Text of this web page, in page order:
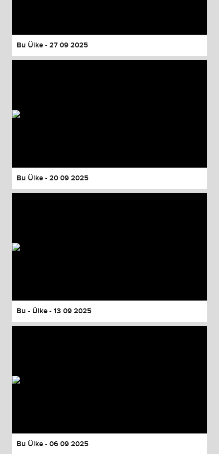
Bu Ülke - 27 09 2025
Bu Ülke - 20 09 2025
Bu - Ülke - 13 09 2025
Bu Ülke - 06 09 2025